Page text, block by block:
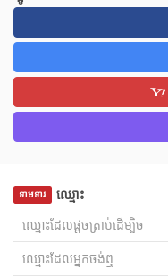
ឈ្មោះ
ទាមទារ